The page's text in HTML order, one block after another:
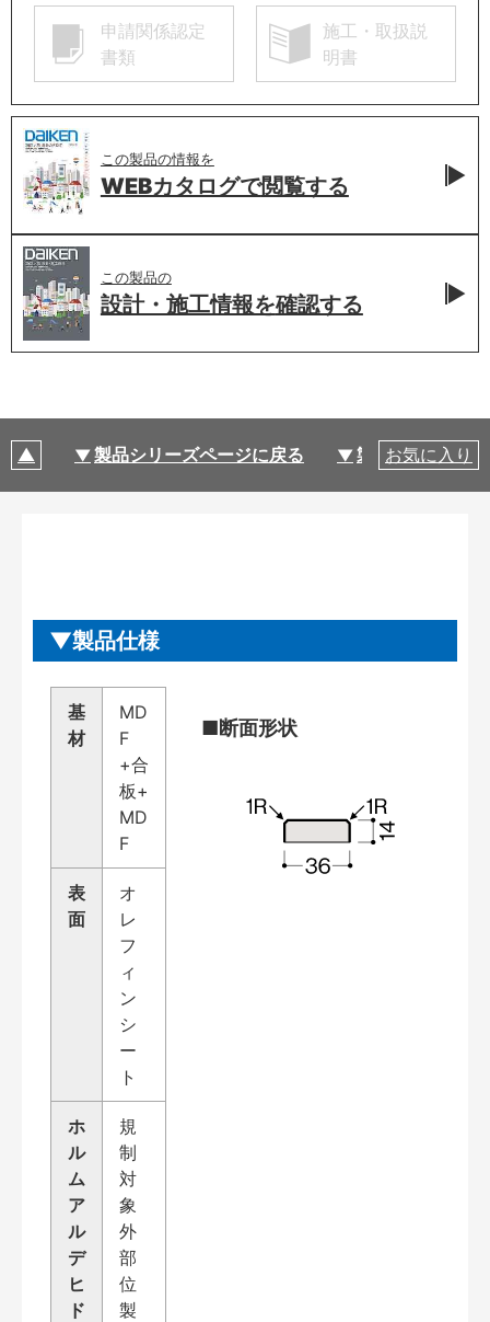
申請関係認定
書類
施工・取扱説
明書
この製品の情報を
WEBカタログで閲覧する
この製品の
設計・施工情報を確認する
製品シリーズページに戻る 製品仕様
お気に入り
製品仕様
基
材
MD
F
+合
板+
MD
F
表
面
オ
レ
フ
ィ
ン
シ
ー
ト
ホ
ル
ム
ア
ル
デ
ヒ
ド
規
制
対
象
外
部
位
製
■断面形状